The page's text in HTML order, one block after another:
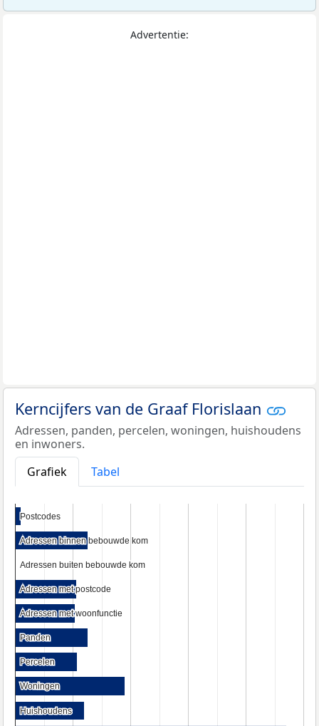
Advertentie:
Kerncijfers van de Graaf Florislaan
Adressen, panden, percelen, woningen, huishoudens
en inwoners.
Grafiek
Tabel
Postcodes
Postcodes
Adressen binnen bebouwde kom
Adressen binnen bebouwde kom
Adressen buiten bebouwde kom
Adressen buiten bebouwde kom
Adressen met postcode
Adressen met postcode
Adressen met woonfunctie
Adressen met woonfunctie
Panden
Panden
Percelen
Percelen
Woningen
Woningen
Huishoudens
Huishoudens